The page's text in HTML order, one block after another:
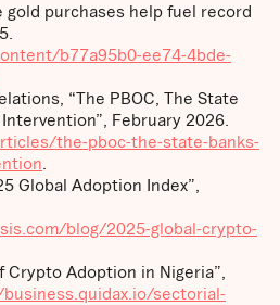
gold purchases help fuel record
b77a95b0-ee74-4bde-
“The PBOC, The State
February 2026.
the-pboc-the-state-banks-
Global Adoption Index”,
blog/2025-global-crypto-
Crypto Adoption in Nigeria”,
sectorial-